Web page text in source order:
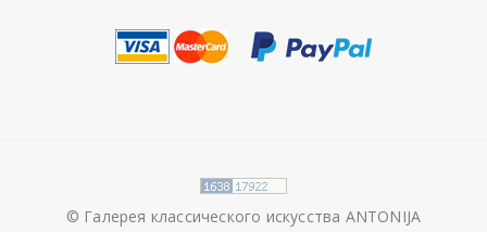
© Галерея классического искусства ANTONIJA